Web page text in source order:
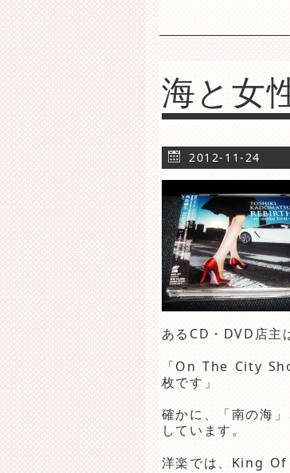
海と女
2012-11-24
あるCD・DVD店主
「On The City
枚です」
確かに、「南の海
しています。
洋楽では、King Of